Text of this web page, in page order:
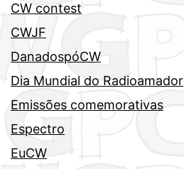
CW contest
CWJF
DanadospóCW
Dia Mundial do Radioamador
Emissões comemorativas
Espectro
EuCW